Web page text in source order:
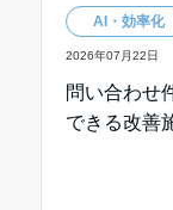
AI・効率化
2026年07月22日
問い合わせ
できる改善